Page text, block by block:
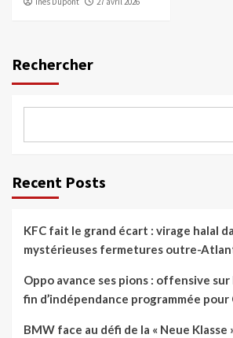
Rechercher
Recent Posts
KFC fait le grand écart : virage halal
mystérieuses fermetures outre-
Oppo avance ses pions : offensive sur
fin d’indépendance programmée pour
BMW face au défi de la « Neue Klasse